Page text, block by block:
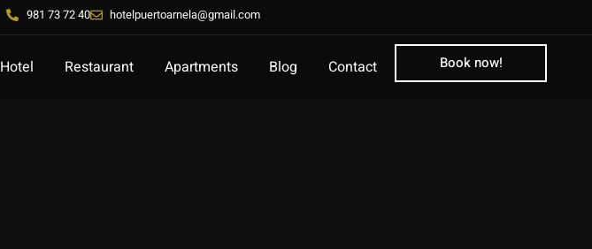
981 73 72 40 hotelpuertoarnela@gmail.com
Hotel Restaurant Apartments Blog Contact Book now!